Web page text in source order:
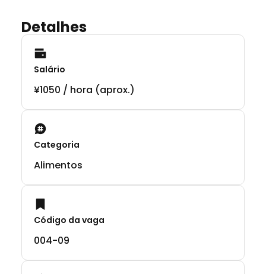
Detalhes
Salário
¥1050 / hora (aprox.)
Categoria
Alimentos
Código da vaga
004-09